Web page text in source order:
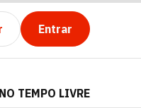
Entrar
TEMPO LIVRE